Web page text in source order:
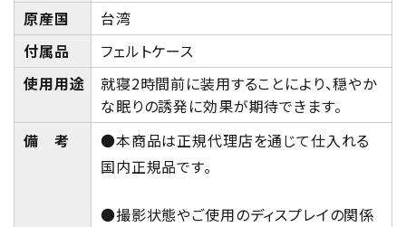
原産国
台湾
付属品
フェルトケース
使用用途
就寝2時間前に装用することにより、穏やか
な眠りの誘発に効果が期待できます。
備 考
●本商品は正規代理店を通じて仕入れる
国内正規品です。
●撮影状態やご使用のディスプレイの関係